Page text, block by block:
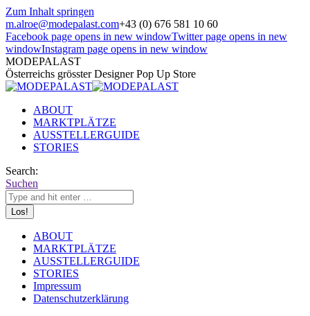
Zum Inhalt springen
m.alroe@modepalast.com+43 (0) 676 581 10 60
Facebook page opens in new windowTwitter page opens in new
windowInstagram page opens in new window
MODEPALAST
Österreichs grösster Designer Pop Up Store
ABOUT
MARKTPLÄTZE
AUSSTELLERGUIDE
STORIES
Search:
Suchen
ABOUT
MARKTPLÄTZE
AUSSTELLERGUIDE
STORIES
Impressum
Datenschutzerklärung